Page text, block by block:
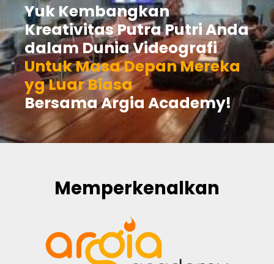
Yuk Kembangkan
Kreativitas Putra Putri Anda
dalam Dunia Videografi
Untuk Masa Depan Mereka
yg Luar Biasa
Bersama Argia Academy!
Memperkenalkan